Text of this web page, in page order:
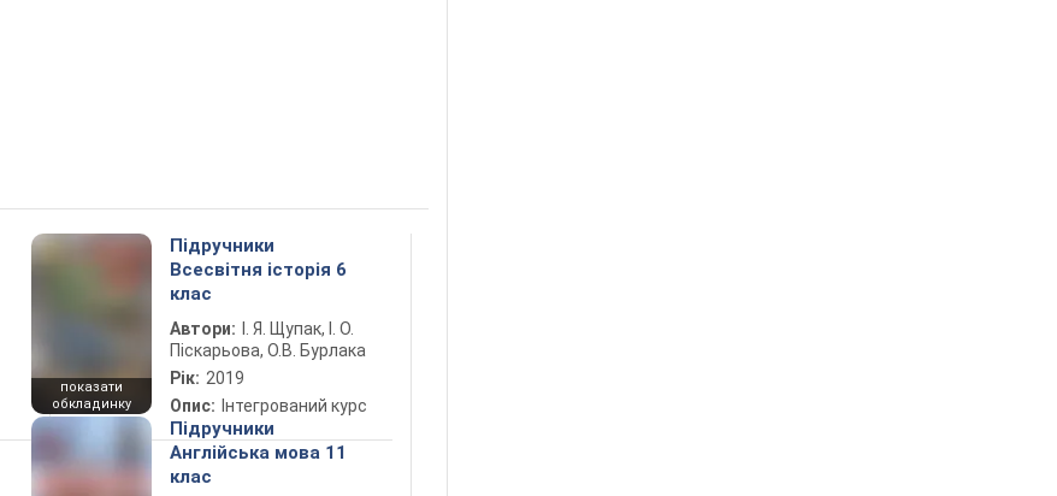
показати
обкладинку
Підручники
Всесвітня історія 6
клас
Автори:
І. Я. Щупак, І. О.
Піскарьова, О.В. Бурлака
Рік: 2019
Опис: Інтегрований курс
Підручники
Англійська мова 11
клас